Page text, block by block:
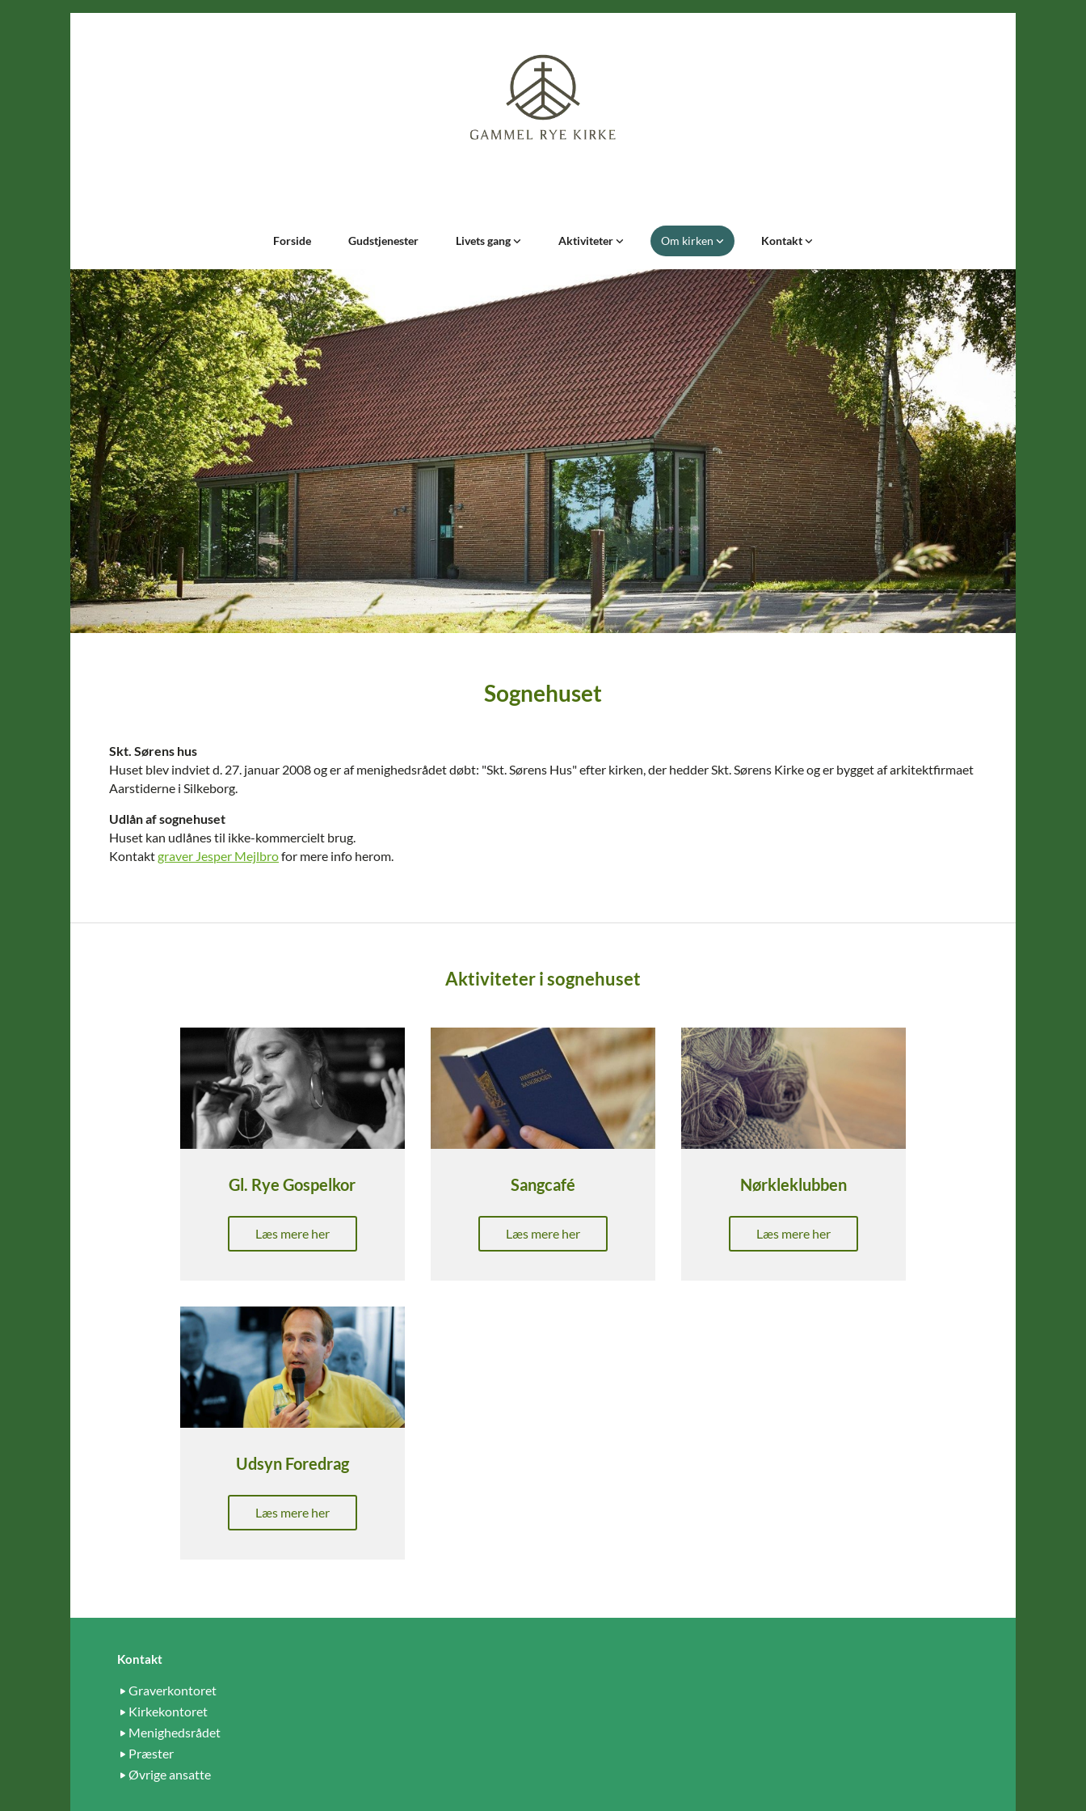
Forside Gudstjenester Livets gang Aktiviteter Om kirken Kontakt
Sognehuset
Skt. Sørens hus
Huset blev indviet d. 27. januar 2008 og er af menighedsrådet døbt: "Skt. Sørens Hus" efter kirken, der hedder Skt. Sørens Kirke og er bygget af arkitektfirmaet
Aarstiderne i Silkeborg.
Udlån af sognehuset
Huset kan udlånes til ikke-kommercielt brug.
Kontaktgraver Jesper Mejlbrofor mere info herom.
Aktiviteter i sognehuset
Gl. Rye Gospelkor
Læs mere her
Sangcafé
Læs mere her
Nørkleklubben
Læs mere her
Udsyn Foredrag
Læs mere her
Kontakt
Graverkontoret
Kirkekontoret
Menighedsrådet
Præster
Øvrige ansatte